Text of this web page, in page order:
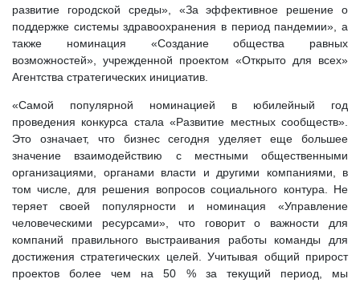
развитие городской среды», «За эффективное решение о
поддержке системы здравоохранения в период пандемии», а
также номинация «Создание общества равных
возможностей», учрежденной проектом «Открыто для всех»
Агентства стратегических инициатив.
«Самой популярной номинацией в юбилейный год
проведения конкурса стала «Развитие местных сообществ».
Это означает, что бизнес сегодня уделяет еще большее
значение взаимодействию с местными общественными
организациями, органами власти и другими компаниями, в
том числе, для решения вопросов социального контура. Не
теряет своей популярности и номинация «Управление
человеческими ресурсами», что говорит о важности для
компаний правильного выстраивания работы команды для
достижения стратегических целей. Учитывая общий прирост
проектов более чем на 50 % за текущий период, мы